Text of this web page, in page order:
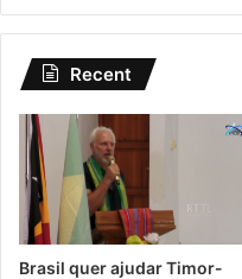
Recent
Brasil quer ajudar Timor-